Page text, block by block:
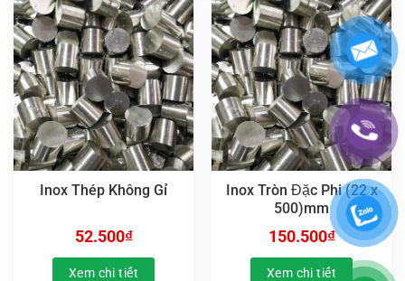
Inox Thép Không Gỉ
52.500₫
Xem chi tiết
Inox Tròn Đặc Phi (22 x
500)mm
150.500₫
Xem chi tiết